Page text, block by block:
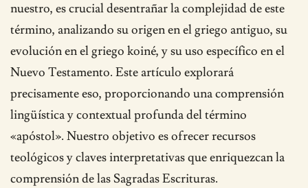
nuestro, es crucial desentrañar la complejidad de este
término, analizando su origen en el griego antiguo, su
evolución en el griego koiné, y su uso específico en el
Nuevo Testamento. Este artículo explorará
precisamente eso, proporcionando una comprensión
lingüística y contextual profunda del término
«apóstol». Nuestro objetivo es ofrecer recursos
teológicos y claves interpretativas que enriquezcan la
comprensión de las Sagradas Escrituras.